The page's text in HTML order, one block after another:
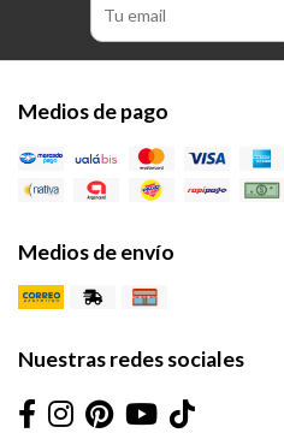
Medios de pago
Medios de envío
Nuestras redes sociales